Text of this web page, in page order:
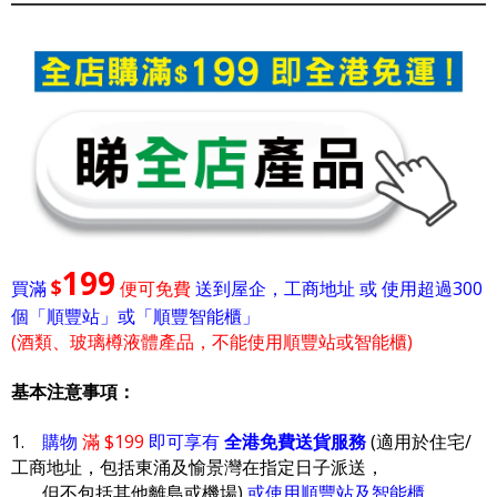
買滿$199 便可免費送到屋企，工商地址 或 使用超過300
個「順豐站」或「順豐智能櫃」
(酒類、玻璃樽液體產品，不能使用順豐站或智能櫃)
基本注意事項：
1. 購物 滿 $199 即可享有全港免費送貨服務(適用於住宅/
工商地址，包括東涌及愉景灣在指定日子派送，